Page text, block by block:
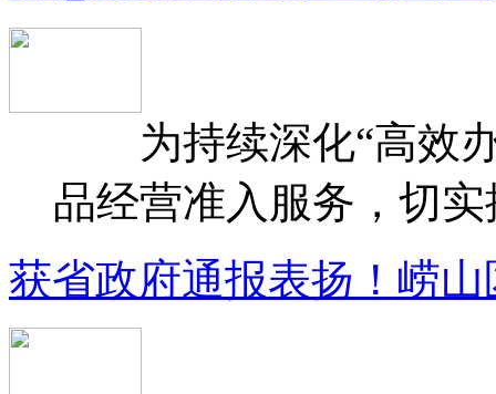
为持续深化“高效办
品经营准入服务，切
获省政府通报表扬！崂